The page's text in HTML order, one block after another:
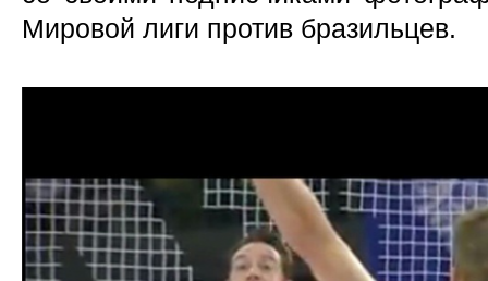
Мировой лиги против бразильцев.